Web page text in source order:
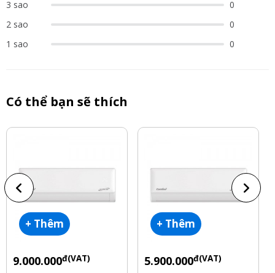
3 sao
0
2 sao
0
1 sao
0
Có thể bạn sẽ thích
+ Thêm
9.000.000đ(VAT)
+ Thêm
5.900.000đ(VAT)